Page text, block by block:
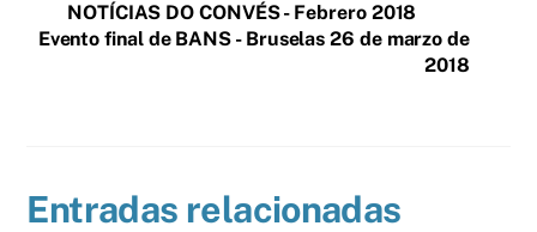
NOTÍCIAS DO CONVÉS - Febrero 2018
Evento final de BANS - Bruselas 26 de marzo de
2018
Entradas relacionadas